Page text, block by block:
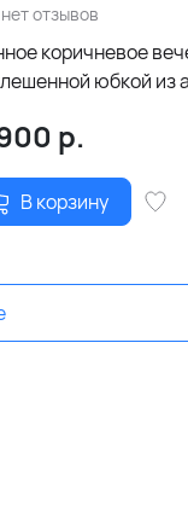
нет отзывов
коричневое
юбкой из
р.
В корзину